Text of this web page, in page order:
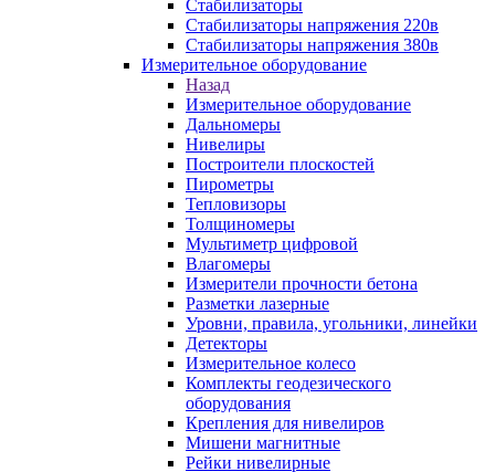
Стабилизаторы
Стабилизаторы напряжения 220в
Стабилизаторы напряжения 380в
Измерительное оборудование
Назад
Измерительное оборудование
Дальномеры
Нивелиры
Построители плоскостей
Пирометры
Тепловизоры
Толщиномеры
Мультиметр цифровой
Влагомеры
Измерители прочности бетона
Разметки лазерные
Уровни, правила, угольники, линейки
Детекторы
Измерительное колесо
Комплекты геодезического
оборудования
Крепления для нивелиров
Мишени магнитные
Рейки нивелирные